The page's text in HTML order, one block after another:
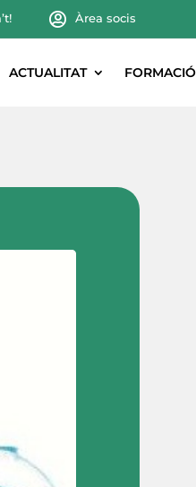
Àrea socis
ACTUALITAT FORMACIÓ